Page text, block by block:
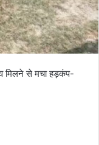
मिलने से मचा हड़कंप-